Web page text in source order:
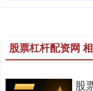
股票杠杆配资网
股